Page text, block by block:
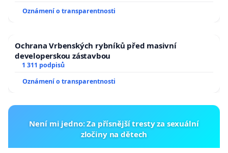
Oznámení o transparentnosti
Ochrana Vrbenských rybníků před masivní
developerskou zástavbou
1 311 podpisů
Oznámení o transparentnosti
Není mi jedno: Za přísnější tresty za sexuální
zločiny na dětech